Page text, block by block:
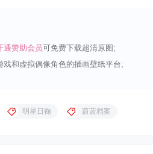
通赞助会员可免费下载超清原图;
戏和虚拟偶像角色的插画壁纸平台;
明星日鞠 蔚蓝档案